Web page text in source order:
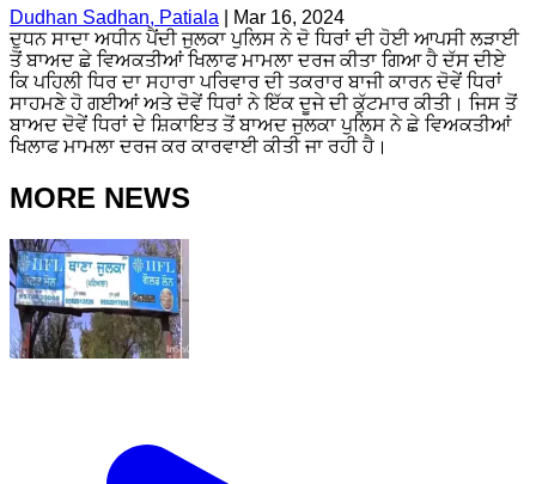
Dudhan Sadhan, Patiala
Mar 16, 2024
ਦੁਧਨ ਸਾਦਾ ਅਧੀਨ ਪੈਂਦੀ ਜੁਲਕਾ ਪੁਲਿਸ ਨੇ ਦੋ ਧਿਰਾਂ ਦੀ ਹੋਈ ਆਪਸੀ ਲੜਾਈ
ਤੋਂ ਬਾਅਦ ਛੇ ਵਿਅਕਤੀਆਂ ਖਿਲਾਫ ਮਾਮਲਾ ਦਰਜ ਕੀਤਾ ਗਿਆ ਹੈ ਦੱਸ ਦੀਏ
ਕਿ ਪਹਿਲੀ ਧਿਰ ਦਾ ਸਹਾਰਾ ਪਰਿਵਾਰ ਦੀ ਤਕਰਾਰ ਬਾਜੀ ਕਾਰਨ ਦੋਵੇਂ ਧਿਰਾਂ
ਸਾਹਮਣੇ ਹੋ ਗਈਆਂ ਅਤੇ ਦੋਵੇਂ ਧਿਰਾਂ ਨੇ ਇੱਕ ਦੂਜੇ ਦੀ ਕੁੱਟਮਾਰ ਕੀਤੀ। ਜਿਸ ਤੋਂ
ਬਾਅਦ ਦੋਵੇਂ ਧਿਰਾਂ ਦੇ ਸ਼ਿਕਾਇਤ ਤੋਂ ਬਾਅਦ ਜੁਲਕਾ ਪੁਲਿਸ ਨੇ ਛੇ ਵਿਅਕਤੀਆਂ
ਖਿਲਾਫ ਮਾਮਲਾ ਦਰਜ ਕਰ ਕਾਰਵਾਈ ਕੀਤੀ ਜਾ ਰਹੀ ਹੈ।
MORE NEWS